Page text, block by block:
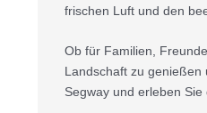
frischen Luft und den
Ob für Familien,
Landschaft zu genießen
Segway und erleben